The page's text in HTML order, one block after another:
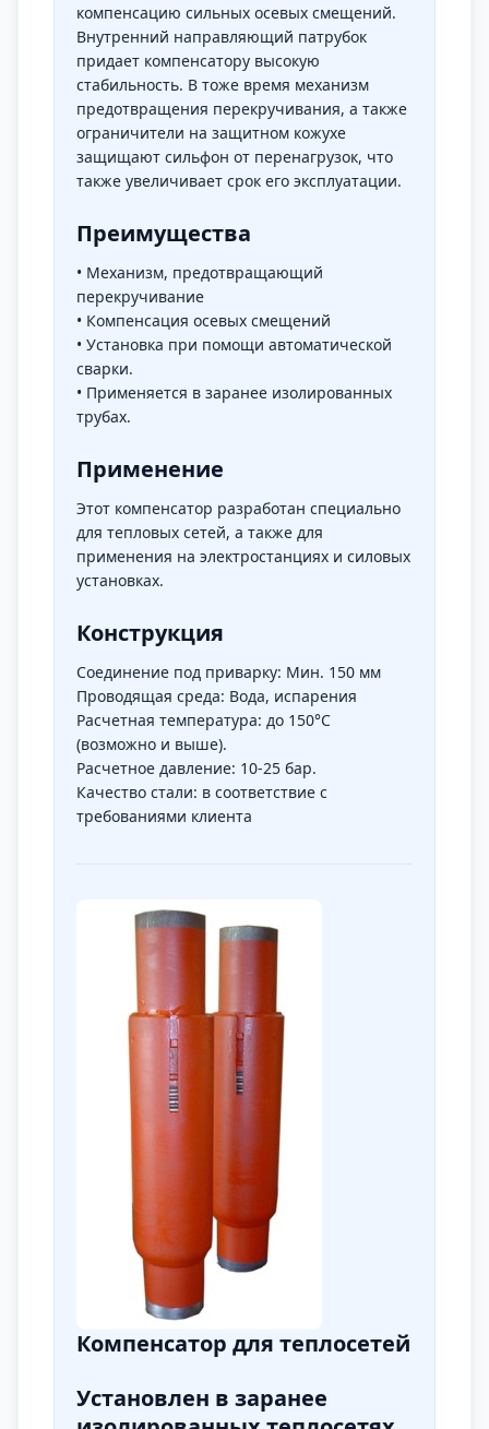
компенсацию сильных осевых смещений.
Внутренний направляющий патрубок
придает компенсатору высокую
стабильность. В тоже время механизм
предотвращения перекручивания, а также
ограничители на защитном кожухе
защищают сильфон от перенагрузок, что
также увеличивает срок его эксплуатации.
Преимущества
• Механизм, предотвращающий
перекручивание
• Компенсация осевых смещений
• Установка при помощи автоматической
сварки.
• Применяется в заранее изолированных
трубах.
Применение
Этот компенсатор разработан специально
для тепловых сетей, а также для
применения на электростанциях и силовых
установках.
Конструкция
Соединение под приварку: Мин. 150 мм
Проводящая среда: Вода, испарения
Расчетная температура: до 150°C
(возможно и выше).
Расчетное давление: 10-25 бар.
Качество стали: в соответствие с
требованиями клиента
Компенсатор для теплосетей
Установлен в заранее